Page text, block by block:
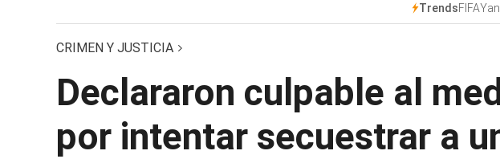
TrendsFIFA
CRIMEN Y JUSTICIA
Declararon culpable al
por intentar secuestrar a